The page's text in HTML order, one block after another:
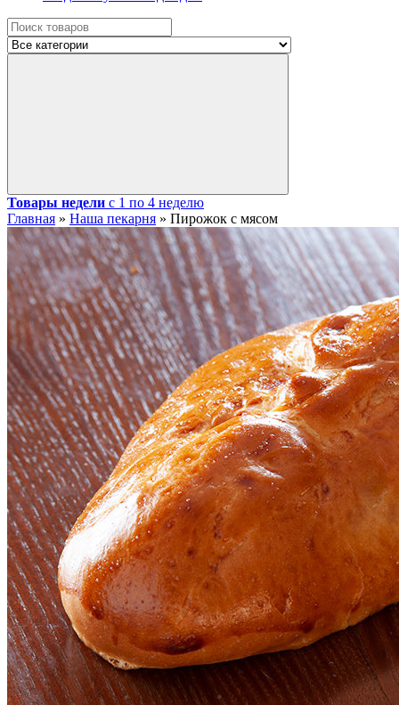
Товары недели с 1 по 4 неделю
Главная » Наша пекарня » Пирожок с мясом